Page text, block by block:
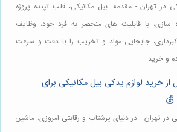
در تهران - مقدمه: بیل مکانیکی، قلب تپنده پروژه
سازی، با قابلیت های منحصر به فرد خود، وظایف
جابجایی مواد و تخریب را با دقت و سرعت
و خرید
از خرید لوازم یدکی بیل مکانیکی برای
💰
در تهران - در دنیای پرشتاب و رقابتی امروزی، ماشین